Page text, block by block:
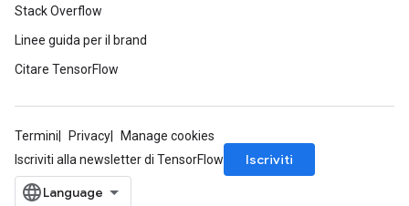
Stack Overflow
Linee guida per il brand
Citare TensorFlow
Termini Privacy
Manage cookies
Iscriviti alla newsletter di TensorFlow
Iscriviti